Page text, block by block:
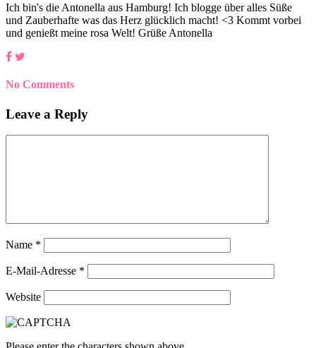
Ich bin's die Antonella aus Hamburg! Ich blogge über alles Süße
und Zauberhafte was das Herz glücklich macht! <3 Kommt vorbei
und genießt meine rosa Welt! Grüße Antonella
No Comments
Leave a Reply
Name *
E-Mail-Adresse *
Website